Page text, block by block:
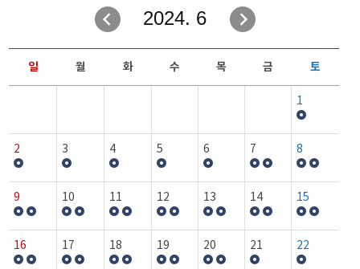
2024. 6
일 월 화 수 목 금 토
1
2 3 4 5 6 7 8
9 10 11 12 13 14 15
16 17 18 19 20 21 22